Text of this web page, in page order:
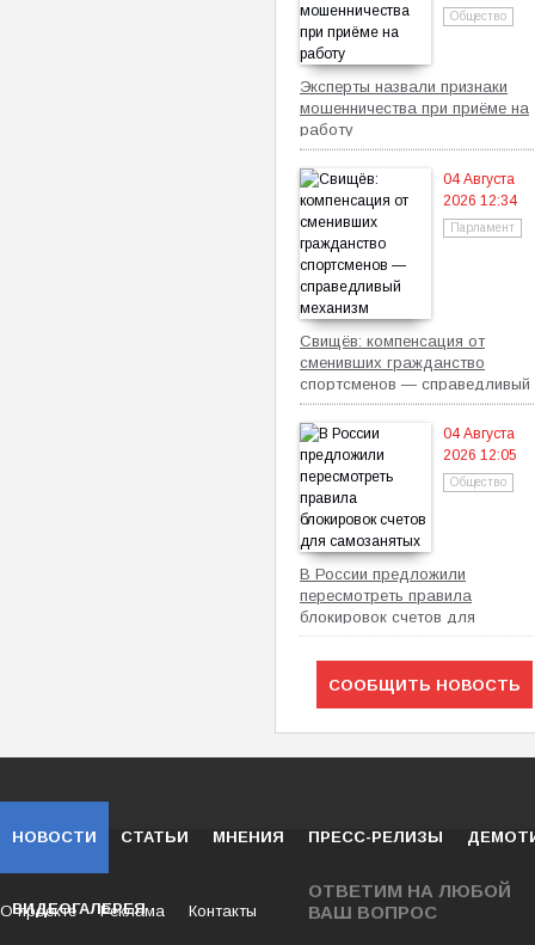
Общество
Эксперты назвали признаки
мошенничества при приёме на
работу
04 Августа
2026 12:34
Парламент
Свищёв: компенсация от
сменивших гражданство
спортсменов — справедливый
механизм
04 Августа
2026 12:05
Общество
В России предложили
пересмотреть правила
блокировок счетов для
самозанятых
СООБЩИТЬ НОВОСТЬ
НОВОСТИ СТАТЬИ МНЕНИЯ ПРЕСС-РЕЛИЗЫ
ВИДЕОГАЛЕРЕЯ
ОТВЕТИМ НА ЛЮБОЙ
ВАШ ВОПРОС
О проекте Реклама Контакты